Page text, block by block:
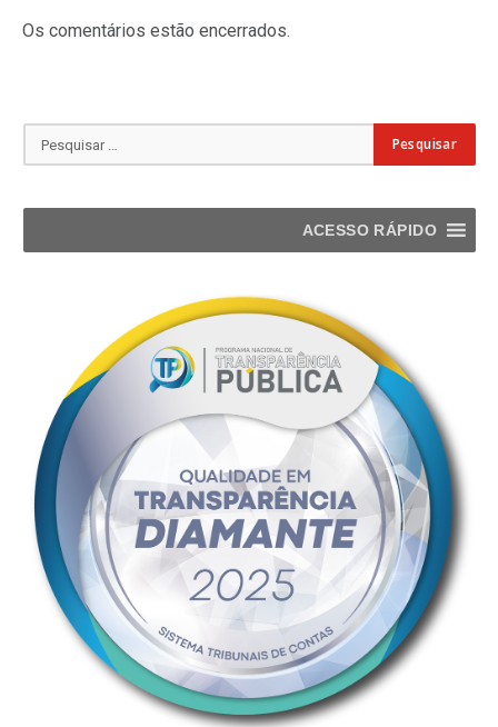
Os comentários estão encerrados.
ACESSO RÁPIDO